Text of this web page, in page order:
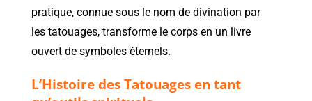
pratique, connue sous le nom de divination par
les tatouages, transforme le corps en un livre
ouvert de symboles éternels.
L’Histoire des Tatouages en tant